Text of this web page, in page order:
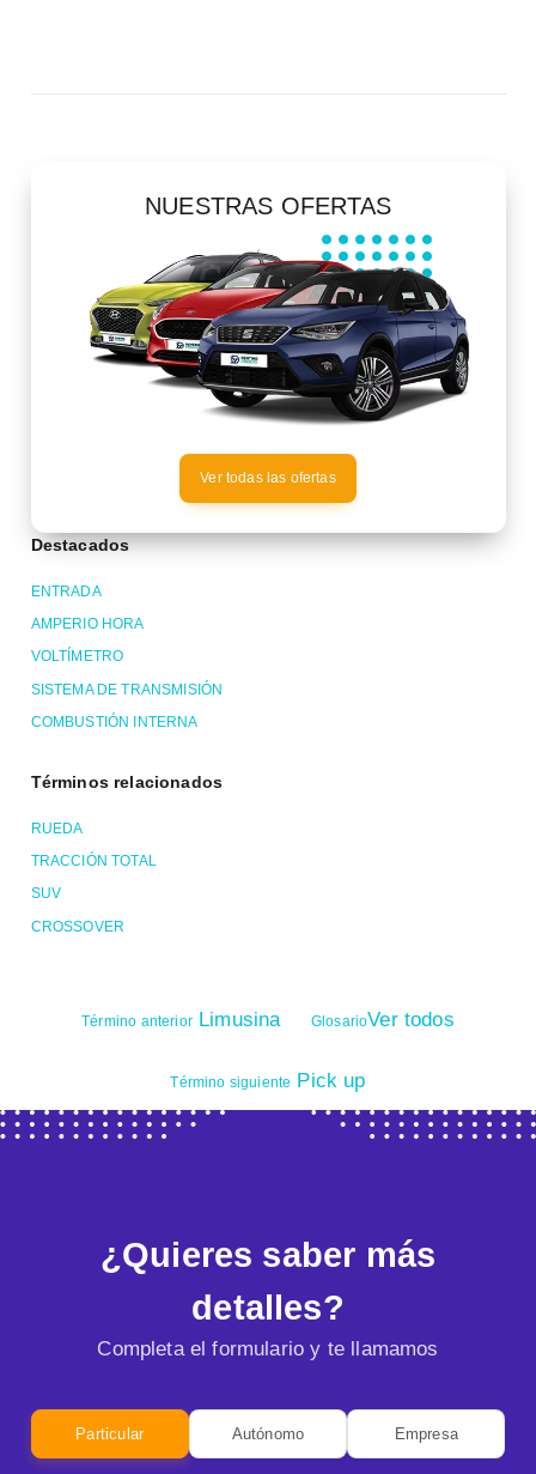
NUESTRAS OFERTAS
Ver todas las ofertas
Destacados
ENTRADA
AMPERIO HORA
VOLTÍMETRO
SISTEMA DE TRANSMISIÓN
COMBUSTIÓN INTERNA
Términos relacionados
RUEDA
TRACCIÓN TOTAL
SUV
CROSSOVER
Término anteriorLimusina GlosarioVer todos
Término siguiente Pick up
¿Quieres saber más
detalles?
Completa el formulario y te llamamos
Particular Autónomo Empresa